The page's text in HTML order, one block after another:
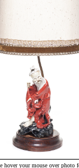
hover your mouse over photo